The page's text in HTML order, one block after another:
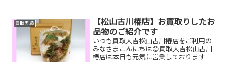
ませんか？そのお品物ぜひ！買取大吉松
山古川椿店にお査定...
買取実績
【松山古川椿店】お買取りしたお
品物のご紹介です
いつも買取大吉松山古川椿店をご利用の
みなさまこんにちは😊買取大吉松山古川
椿店は本日も元気に営業しております🔆